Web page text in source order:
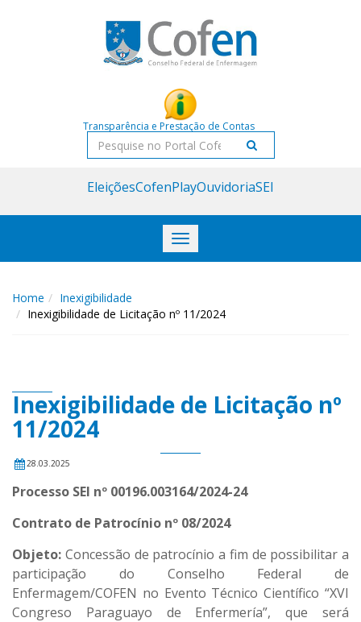
Transparência e Prestação de Contas
Pesquisar
EleiçõesCofenPlayOuvidoriaSEI
Toggle
navigation
Home
Inexigibilidade
Inexigibilidade de Licitação nº 11/2024
Inexigibilidade de Licitação nº
11/2024
28.03.2025
Processo SEI nº 00196.003164/2024-24
Contrato de Patrocínio nº 08/2024
Objeto: Concessão de patrocínio a fim de possibilitar a
participação do Conselho Federal de
Enfermagem/COFEN no Evento Técnico Científico “XVI
Congreso Paraguayo de Enfermería”, que será